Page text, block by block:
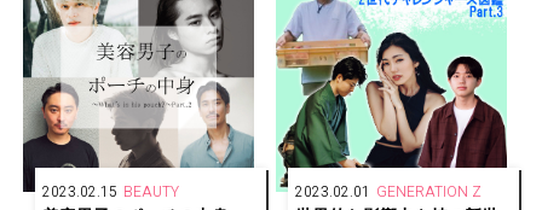
2023.02.15 BEAUTY 2023.02.01 GENERATION Z